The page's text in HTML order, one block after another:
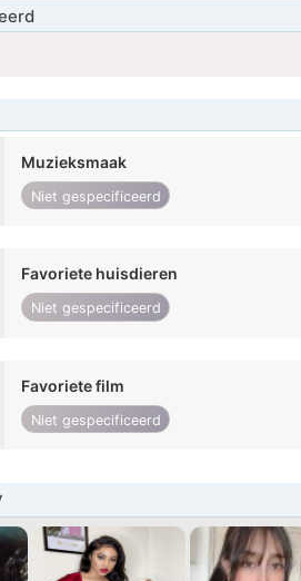
Muzieksmaak
Niet gespecificeerd
Favoriete huisdieren
Niet gespecificeerd
Favoriete film
Niet gespecificeerd